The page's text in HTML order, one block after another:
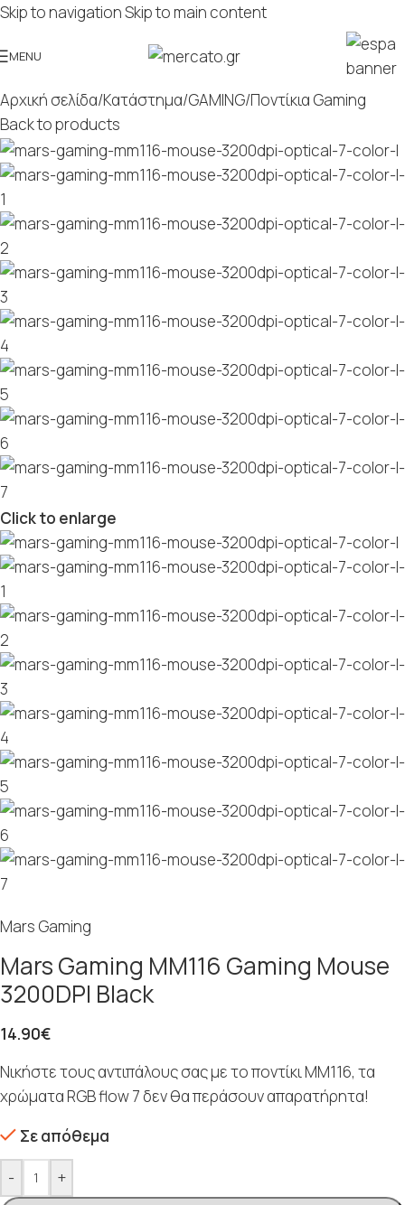
Skip to navigationSkip to main content
MENU
Αρχική σελίδα/Κατάστημα/GAMING/Ποντίκια Gaming
Back to products
Click to enlarge
Mars Gaming
Mars Gaming MM116 Gaming Mouse
3200DPI Black
14.90€
Νικήστε τους αντιπάλους σας με το ποντίκι MM116, τα
χρώματα RGB flow 7 δεν θα περάσουν απαρατήρητα!
Σε απόθεμα
- +